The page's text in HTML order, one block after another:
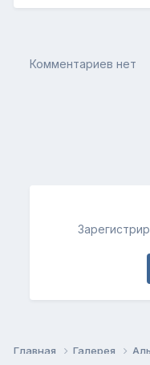
Комментариев нет
Главная Галерея